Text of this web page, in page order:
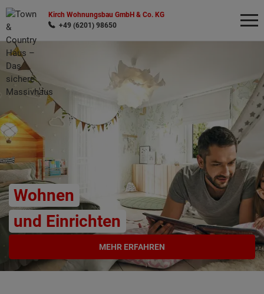
Kirch Wohnungsbau GmbH & Co. KG
+49 (6201) 98650
Wohnen
und Einrichten
MEHR ERFAHREN
Wonach möchten Sie suchen?